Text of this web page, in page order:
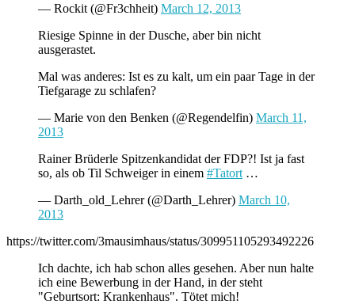
— Rockit (@Fr3chheit) March 12, 2013
Riesige Spinne in der Dusche, aber bin nicht
ausgerastet.
Mal was anderes: Ist es zu kalt, um ein paar Tage in der
Tiefgarage zu schlafen?
— Marie von den Benken (@Regendelfin) March 11,
2013
Rainer Brüderle Spitzenkandidat der FDP?! Ist ja fast
so, als ob Til Schweiger in einem #Tatort …
— Darth_old_Lehrer (@Darth_Lehrer) March 10,
2013
https://twitter.com/3mausimhaus/status/309951105293492226
Ich dachte, ich hab schon alles gesehen. Aber nun halte
ich eine Bewerbung in der Hand, in der steht
"Geburtsort: Krankenhaus". Tötet mich!